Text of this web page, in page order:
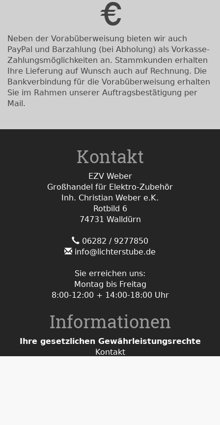
Neben der Vorabüberweisung bieten wir auch
PayPal und Barzahlung (bei Abholung) als Vorkasse-
Zahlungsmöglichkeiten an. Stammkunden erhalten
Ihre Lieferung auf Wunsch auch auf Rechnung. Die
Bankverbindung für die Vorabüberweisung erhalten
Sie im Rahmen unserer Auftragsbestätigung per
Mail.
Kontakt
EZV Weber
Großhandel für Elektro-Zubehör
Inh. Christian Weber e.K.
Rotbild 6
74731 Walldürn
06282 / 9277850
info@lichterstube.de
Sie erreichen uns:
Montag bis Freitag
8:00-12:00 + 14:00-18:00 Uhr
Informationen
Ihre gesetzlichen Gewährleistungsrechte
Kontakt